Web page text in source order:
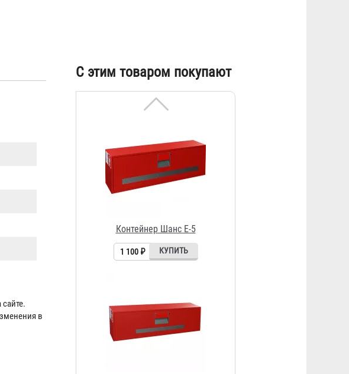
в
С этим товаром покупают
Контейнер Шанс Е-5
Контейнер ГДЗК-5
1 131 ₽